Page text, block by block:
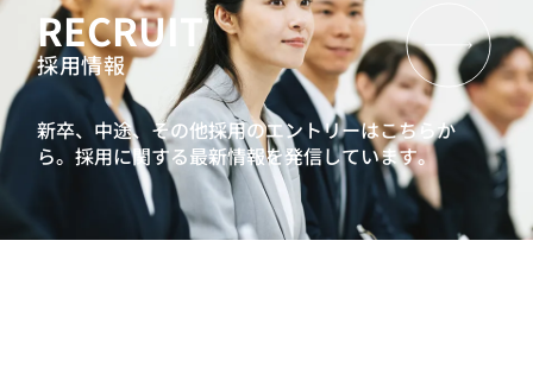
RECRUIT
採用情報
新卒、中途、その他採用のエントリーはこちらか
ら。採用に関する最新情報を発信しています。